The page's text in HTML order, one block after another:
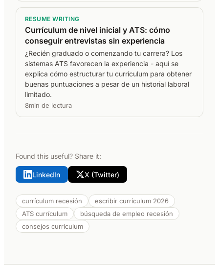
RESUME WRITING
Currículum de nivel inicial y ATS: cómo
conseguir entrevistas sin experiencia
¿Recién graduado o comenzando tu carrera? Los
sistemas ATS favorecen la experiencia - aquí se
explica cómo estructurar tu currículum para obtener
buenas puntuaciones a pesar de un historial laboral
limitado.
8min de lectura
Found this useful? Share it:
LinkedIn X (Twitter)
currículum recesión
escribir currículum 2026
ATS currículum
búsqueda de empleo recesión
consejos currículum